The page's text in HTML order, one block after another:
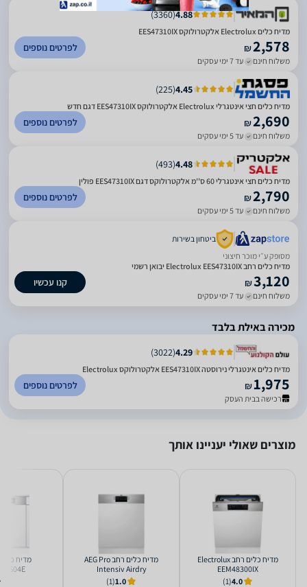
4.88
(
3360
)
מדיח כלים Electrolux אלקטרולוקס EES47310IX
₪2,578
משלוח חינם עד 7 ימי עסקים
לפרטים נוספים
4.45
(
225
)
מדיח כלים חצי אינטגרלי Electrolux אלקטרולוקס EES47310IX דגם חדש
₪2,690
משלוח חינם עד 5 ימי עסקים
לפרטים נוספים
4.48
(
493
)
מדיח כלים חצי אינטגרלי 60 ס''מ אלקטרולוקס דגם EES47310IX פולין
₪2,790
משלוח חינם עד 5 ימי עסקים
לפרטים נוספים
ביטחון בשירות
מסופק ע״י מוכר חיצוני
מדיח כלים ‏רחב Electrolux EES47310IX יבואן רשמי
₪3,120
משלוח חינם עד 7 ימי עסקים
קנו עכשיו
מכירה באילת בלבד
4.29
(
3022
)
מדיח כלים אינטגרלי נירוסטה EES47310IX אלקטרולוקס Electrolux
₪1,975
רכישה בבית העסק
לפרטים נוספים
מוצרים שאולי יעניינו אותך
מדיח כלים ‏רחב Electrolux
EEM48300IX
4.0
(1)
מדיח כלים ‏רחב AEG Pro
Intensiv Airdry
FEB53622ZM
1.0
(1)